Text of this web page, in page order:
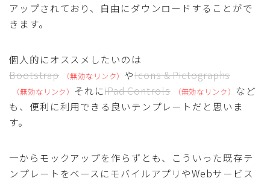
アップされており、自由にダウンロードすることがで
きます。
個人的にオススメしたいのは
Bootstrap
やIcons & Pictographs
それにiPad Controls
など
も、便利に利用できる良いテンプレートだと思いま
す。
一からモックアップを作らずとも、こういった既存テ
ンプレートをベースにモバイルアプリやWebサービス